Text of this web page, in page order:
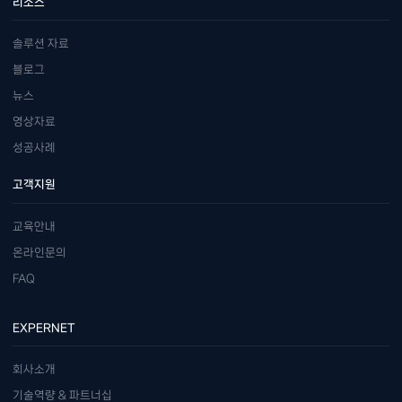
솔루션 자료
블로그
뉴스
영상자료
성공사례
고객지원
교육안내
온라인문의
FAQ
EXPERNET
회사소개
기술역량 & 파트너십